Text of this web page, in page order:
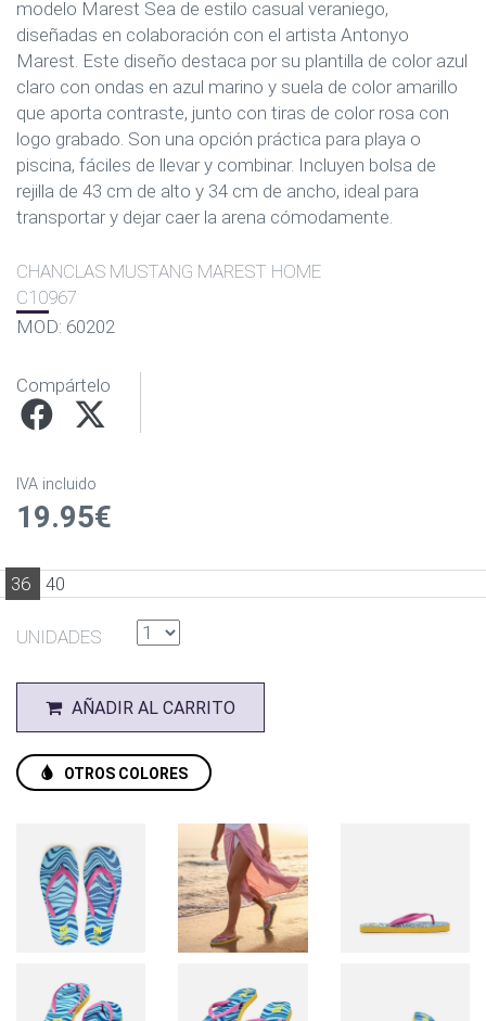
modelo Marest Sea de estilo casual veraniego,
diseñadas en colaboración con el artista Antonyo
Marest. Este diseño destaca por su plantilla de color azul
claro con ondas en azul marino y suela de color amarillo
que aporta contraste, junto con tiras de color rosa con
logo grabado. Son una opción práctica para playa o
piscina, fáciles de llevar y combinar. Incluyen bolsa de
rejilla de 43 cm de alto y 34 cm de ancho, ideal para
transportar y dejar caer la arena cómodamente.
CHANCLAS MUSTANG MAREST HOME
C10967
MOD: 60202
Compártelo
IVA incluido
19.95€
36 40
UNIDADES
AÑADIR AL CARRITO
OTROS COLORES